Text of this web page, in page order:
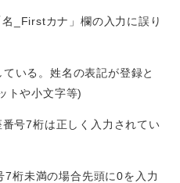
_Firstカナ」欄の入力に誤り
いる。姓名の表記が登録と
トや小文字等)
号7桁は正しく入力されてい
桁未満の場合先頭に0を入力